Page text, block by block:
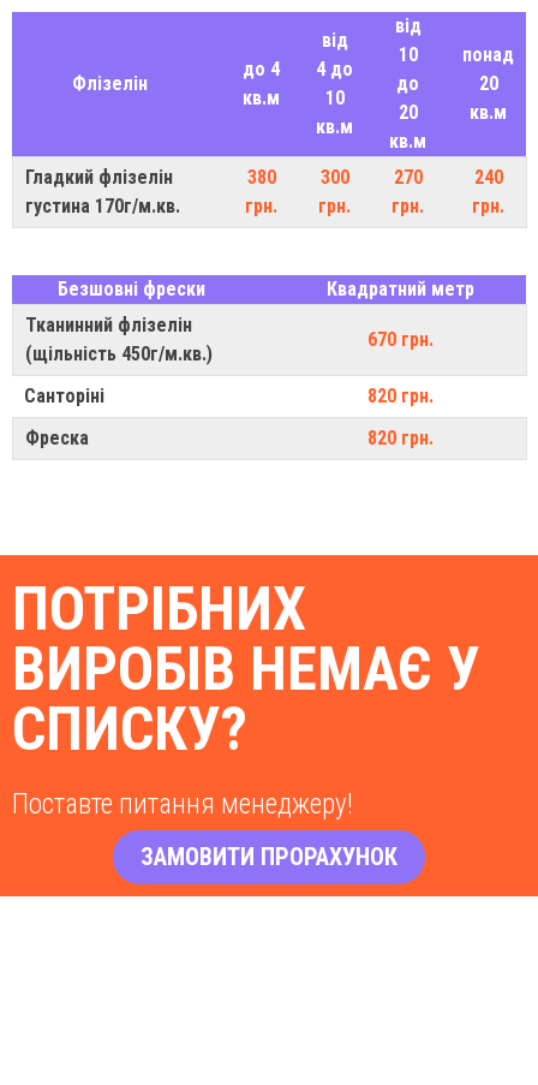
Флізелін
до 4
кв.м
від
4 до
10
кв.м
від
10
до
20
кв.м
понад
20
кв.м
Гладкий флізелін
густина 170г/м.кв.
380
грн.
300
грн.
270
грн.
240
грн.
Безшовні фрески
Квадратний метр
Тканинний флізелін
(щільність 450г/м.кв.)
670 грн.
Санторіні
820 грн.
Фреска
820 грн.
ПОТРІБНИХ
ВИРОБІВ НЕМАЄ У
СПИСКУ?
Поставте питання менеджеру!
ЗАМОВИТИ ПРОРАХУНОК